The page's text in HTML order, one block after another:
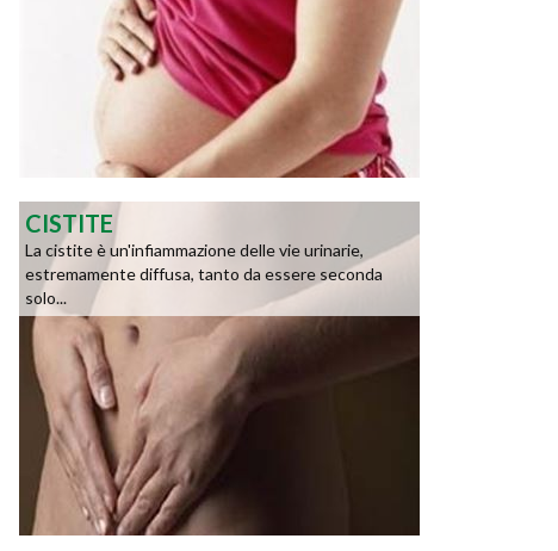
CISTITE
La cistite è un'infiammazione delle vie urinarie,
estremamente diffusa, tanto da essere seconda
solo...